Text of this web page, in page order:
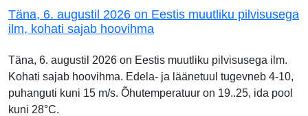
Täna, 6. augustil 2026 on Eestis muutliku pilvisusega
ilm, kohati sajab hoovihma
Täna, 6. augustil 2026 on Eestis muutliku pilvisusega ilm.
Kohati sajab hoovihma. Edela- ja läänetuul tugevneb 4-10,
puhanguti kuni 15 m/s. Õhutemperatuur on 19..25, ida pool
kuni 28°C.